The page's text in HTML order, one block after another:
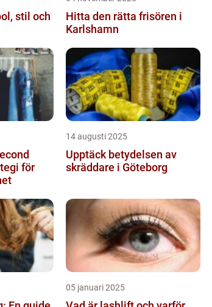
stil och
Hitta den rätta frisören i
Karlshamn
för
14 augusti 2025
Upptäck betydelsen av
skräddare i Göteborg
05 januari 2025